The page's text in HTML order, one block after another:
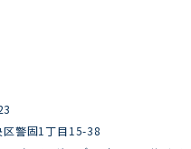
区警固1丁目15-38